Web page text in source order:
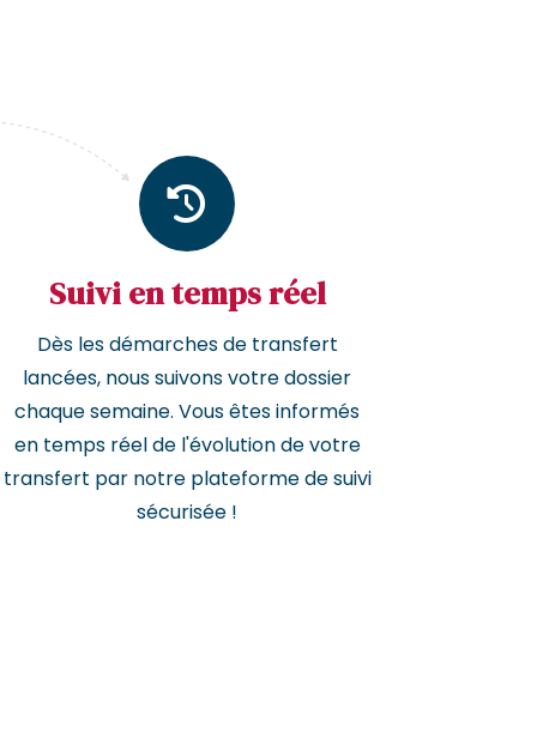
Suivi en temps réel
Dès les démarches de transfert
lancées, nous suivons votre dossier
chaque semaine. Vous êtes informés
en temps réel de l'évolution de votre
transfert par notre plateforme de suivi
sécurisée !